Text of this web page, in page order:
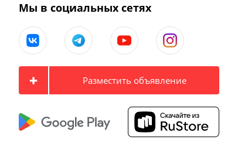
Мы в социальных сетях
Разместить объявление